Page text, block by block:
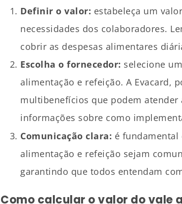
Definir o valor: estabeleça um
necessidades dos colaboradores.
cobrir as despesas alimentares
Escolha o fornecedor: selecione
alimentação e refeição. A Evacard,
multibenefícios que podem atender
informações sobre como
Comunicação clara: é fundamental
alimentação e refeição sejam
garantindo que todos entendam
Como calcular o valor do vale